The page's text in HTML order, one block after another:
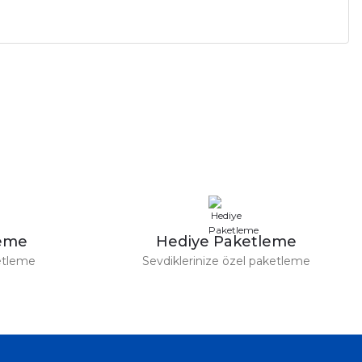
Hediye Paketleme
Sevdiklerinize özel paketleme